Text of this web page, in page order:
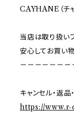
CAYHANE（チャ
当店は取り扱い
安心してお買い
－－－－－－－
キャンセル・返
https://